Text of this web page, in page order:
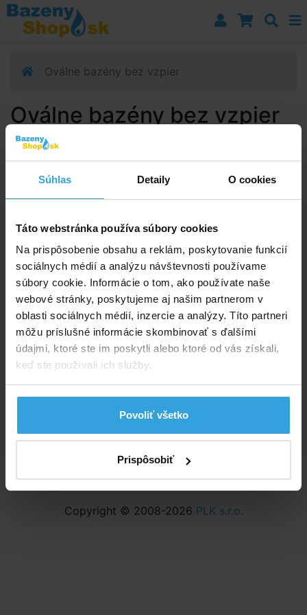
Súhlas Detaily O cookies
Táto webstránka používa súbory cookies
Na prispôsobenie obsahu a reklám, poskytovanie funkcií
sociálnych médií a analýzu návštevnosti používame
súbory cookie. Informácie o tom, ako používate naše
webové stránky, poskytujeme aj našim partnerom v
oblasti sociálnych médií, inzercie a analýzy. Títo partneri
môžu príslušné informácie skombinovať s ďalšími
údajmi, ktoré ste im poskytli alebo ktoré od vás získali,
keď ste používali ich služby.
Povoliť všetko
Prispôsobiť
Prejsť k navigácii
Prejsť na obsah
Prejsť k bočnému stĺpci
Oválne bazény bez vzpier
Oválne bazény bez vzpier
Poradíme vám!
info@bazenyshop.sk
02 2057 0035
Všetko o nákupe
Obchodné podmienky
Možnosti dopravy a platby
Reklamácie
Odstúpenie od zmluvy
Nastavenia cookies
Copyright © 2008-2026 PLK s.r.o.